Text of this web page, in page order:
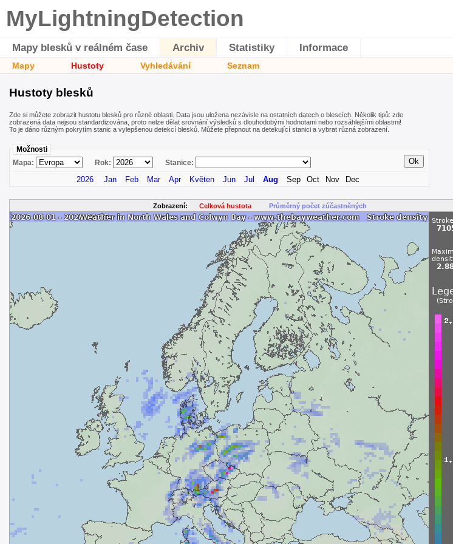
MyLightningDetection
Mapy blesků v reálném čase Archiv Statistiky Informace
Mapy Hustoty Vyhledávání Seznam
Hustoty blesků
Zde si můžete zobrazit hustotu blesků pro různé oblasti. Data jsou uložena nezávisle na ostatních datech o blescích. Několik tipů: zde
zobrazená data nejsou standardizována, proto nelze dělat srovnání výsledků s dlouhodobými hodnotami nebo rozsáhlejšími oblastmi!
To je dáno různým pokrytím stanic a vylepšenou detekcí blesků. Můžete přepnout na detekující stanici a vybrat různá zobrazení.
Možnosti
Mapa:
Rok: Stanice:
2026 Jan Feb Mar Apr Květen Jun Jul Aug Sep Oct Nov Dec
Zobrazení: Celková hustota Průměrný počet zúčastněných